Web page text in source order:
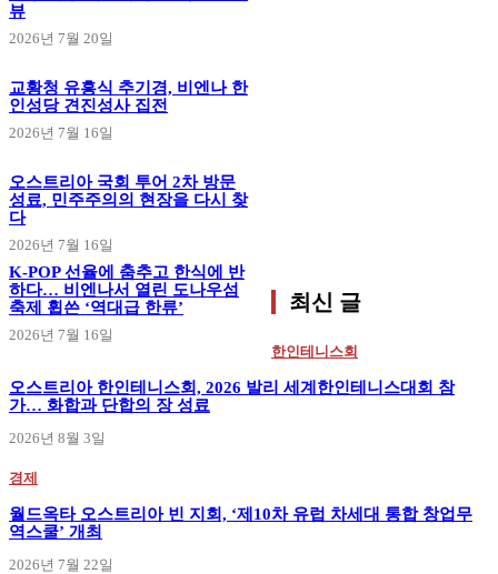
뷰
2026년 7월 20일
교황청 유흥식 추기경, 비엔나 한
인성당 견진성사 집전
2026년 7월 16일
오스트리아 국회 투어 2차 방문
성료, 민주주의의 현장을 다시 찾
다
2026년 7월 16일
K-POP 선율에 춤추고 한식에 반
하다… 비엔나서 열린 도나우섬
축제 휩쓴 ‘역대급 한류’
2026년 7월 16일
최신 글
한인테니스회
오스트리아 한인테니스회, 2026 발리 세계한인테니스대회 참
가… 화합과 단합의 장 성료
2026년 8월 3일
경제
월드옥타 오스트리아 빈 지회, ‘제10차 유럽 차세대 통합 창업무
역스쿨’ 개최
2026년 7월 22일